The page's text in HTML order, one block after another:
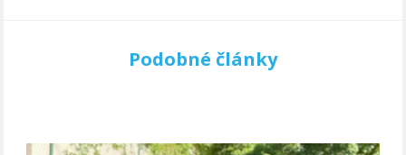
Podobné články